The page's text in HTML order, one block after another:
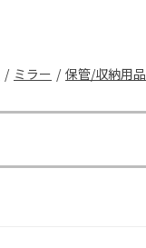
/ ミラー / 保管/収納用品